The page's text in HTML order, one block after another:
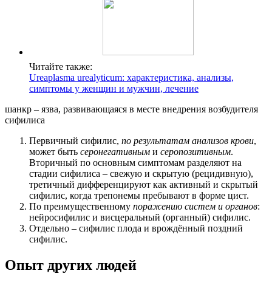
Читайте также:
Ureaplasma urealyticum: характеристика, анализы,
симптомы у женщин и мужчин, лечение
шанкр – язва, развивающаяся в месте внедрения возбудителя
сифилиса
Первичный сифилис, по результатам анализов крови,
может быть серонегативным и серопозитивным.
Вторичный по основным симптомам разделяют на
стадии сифилиса – свежую и скрытую (рецидивную),
третичный дифференцируют как активный и скрытый
сифилис, когда трепонемы пребывают в форме цист.
По преимущественному поражению систем и органов:
нейросифилис и висцеральный (органный) сифилис.
Отдельно – сифилис плода и врождённый поздний
сифилис.
Опыт других людей